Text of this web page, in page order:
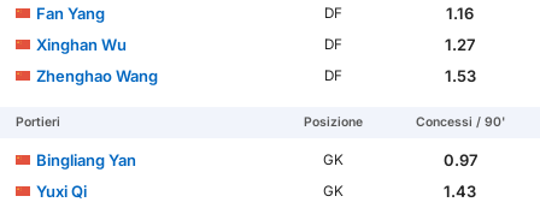
Fan Yang
DF
1.16
Xinghan Wu
DF
1.27
Zhenghao Wang
DF 1.53
Portieri Posizione Concessi / 90'
Bingliang Yan GK
0.97
Yuxi Qi
GK 1.43